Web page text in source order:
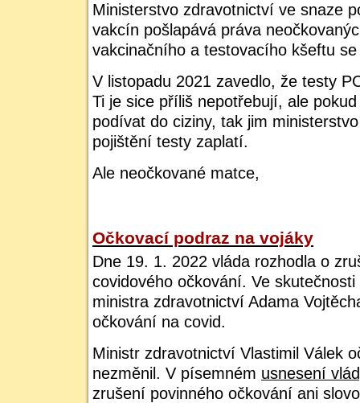
Ministerstvo zdravotnictví ve snaze
vakcín pošlapává práva
vakcinačního a testovacího kšeftu
V listopadu 2021 zavedlo, že testy
Ti je sice příliš nepotřebují, ale
podívat do ciziny, tak jim
pojištění testy zaplatí.
Ale neočkované matce,
Očkovací podraz na vojáky
Dne 19. 1. 2022 vláda rozhodla o
covidového očkování. Ve
ministra zdravotnictví Adama
očkování na covid.
Ministr zdravotnictví Vlastimil Válek
nezměnil. V písemném usnesení
zrušení povinného očkování ani